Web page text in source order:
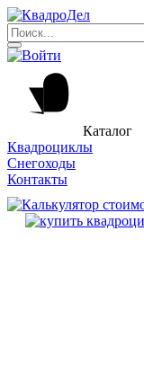
Каталог
Квадроциклы
Снегоходы
Контакты